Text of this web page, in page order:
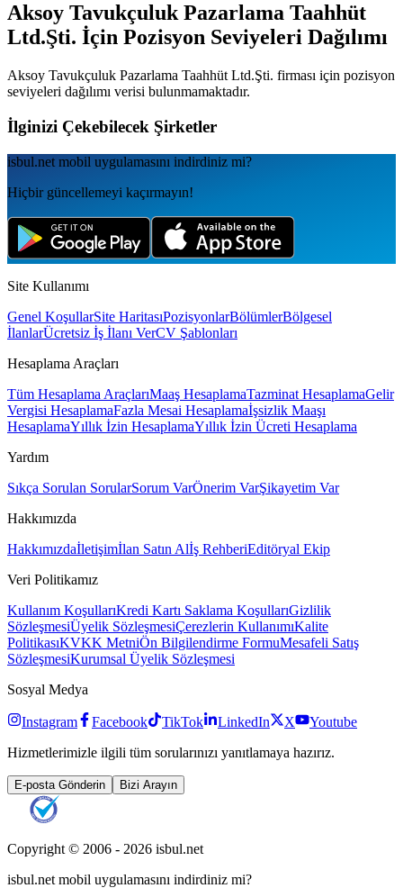
Aksoy Tavukçuluk Pazarlama Taahhüt
Ltd.Şti. İçin Pozisyon Seviyeleri Dağılımı
Aksoy Tavukçuluk Pazarlama Taahhüt Ltd.Şti. firması için pozisyon
seviyeleri dağılımı verisi bulunmamaktadır.
İlginizi Çekebilecek Şirketler
isbul.net mobil uygulamаsını indirdiniz mi?
Hiçbir güncellemeyi kaçırmayın!
Site Kullanımı
Genel KoşullarSite HaritasıPozisyonlarBölümlerBölgesel
İlanlarÜcretsiz İş İlanı VerCV Şablonları
Hesaplama Araçları
Tüm Hesaplama AraçlarıMaaş HesaplamaTazminat HesaplamaGelir
Vergisi HesaplamaFazla Mesai Hesaplamaİşsizlik Maaşı
HesaplamaYıllık İzin HesaplamaYıllık İzin Ücreti Hesaplama
Yardım
Sıkça Sorulan SorularSorum VarÖnerim VarŞikayetim Var
Hakkımızda
Hakkımızdaİletişimİlan Satın Alİş RehberiEditöryal Ekip
Veri Politikamız
Kullanım KoşullarıKredi Kartı Saklama KoşullarıGizlilik
SözleşmesiÜyelik SözleşmesiÇerezlerin KullanımıKalite
PolitikasıKVKK MetniÖn Bilgilendirme FormuMesafeli Satış
SözleşmesiKurumsal Üyelik Sözleşmesi
Sosyal Medya
Instagram Facebook TikTok LinkedIn X
Youtube
Hizmetlerimizle ilgili tüm sorularınızı yanıtlamaya hazırız.
E-posta Gönderin Bizi Arayın
Copyright © 2006 - 2026 isbul.net
isbul.net mobil uygulamasını indirdiniz mi?